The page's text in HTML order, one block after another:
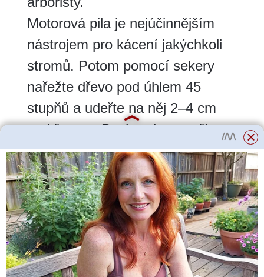
Motorová pila je nejúčinnějším
nástrojem pro kácení jakýchkoli
stromů. Potom pomocí sekery
nařežte dřevo pod úhlem 45
stupňů a udeřte na něj 2–4 cm
nad řezem. Poté se kmen uřízne
na druhé straně o 3-5 cm výše, v
závislosti na průměru – čím
silnější kmen, tím větší rozdíl.
Proč padají?
Pokud není k dispozici ani pila na
železo, ani obouruční pila, pak se